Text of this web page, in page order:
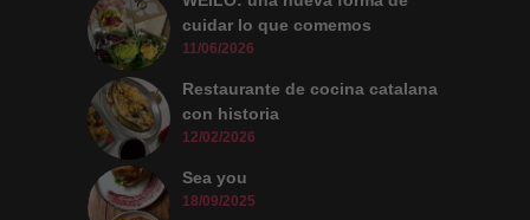
cuidar lo que comemos
11/06/2026
Restaurante de cocina catalana
con historia
12/02/2026
Sea you
18/09/2025